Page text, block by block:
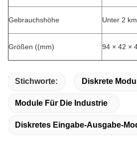
Gebrauchshöhe Unter 2 km
Größen ((mm) 94 × 42 ×
Stichworte: Diskrete
Module Für Die Industrie
Diskretes Eingabe-Ausgabe-